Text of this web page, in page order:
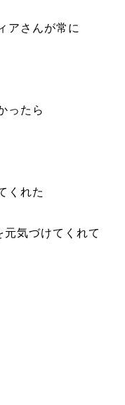
アさんが常に
ったら
くれた
気づけてくれて